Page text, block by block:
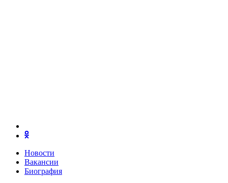
Новости
Вакансии
Биография